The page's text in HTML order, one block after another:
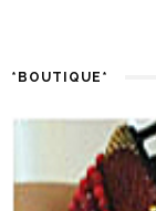
*BOUTIQUE*